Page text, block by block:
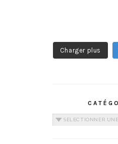
Charger plus
Catégories